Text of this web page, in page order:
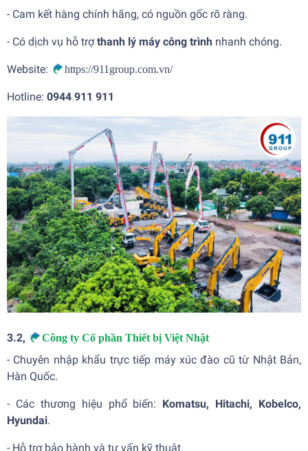
- Cam kết hàng chính hãng, có nguồn gốc rõ ràng.
- Có dịch vụ hỗ trợthanh lý máy công trình nhanh chóng.
Website: https://911group.com.vn/
Hotline: 0944 911 911
3.2, Công ty Cổ phần Thiết bị Việt Nhật
- Chuyên nhập khẩu trực tiếp máy xúc đào cũ từ Nhật Bản,
Hàn Quốc.
- Các thương hiệu phổ biến: Komatsu, Hitachi, Kobelco,
Hyundai.
- Hỗ trợ bảo hành và tư vấn kỹ thuật.